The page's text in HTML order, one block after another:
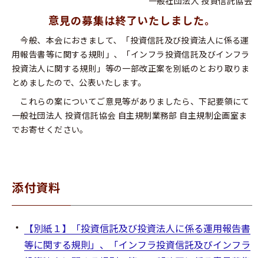
意見の募集は終了いたしました。
今般、本会におきまして、「投資信託及び投資法人に係る運
用報告書等に関する規則」、「インフラ投資信託及びインフラ
投資法人に関する規則」等の一部改正案を別紙のとおり取りま
とめましたので、公表いたします。
これらの案についてご意見等がありましたら、下記要領にて
一般社団法人 投資信託協会 自主規制業務部 自主規制企画室ま
でお寄せください。
添付資料
【別紙１】「投資信託及び投資法人に係る運用報告書
等に関する規則」、「インフラ投資信託及びインフラ